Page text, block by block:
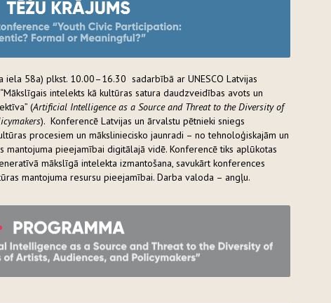
58a) plkst. 10.00–16.30 sadarbībā ar UNESCO Latvijas
intelekts kā kultūras satura daudzveidības avots un
(Artificial Intelligence as a Source and Threat to the Diversity of
). Konferencē Latvijas un ārvalstu pētnieki sniegs
procesiem un māksliniecisko jaunradi – no tehnoloģiskajām un
pieejamībai digitālajā vidē. Konferencē tiks aplūkotas
mākslīgā intelekta izmantošana, savukārt konferences
mantojuma resursu pieejamībai. Darba valoda – angļu.